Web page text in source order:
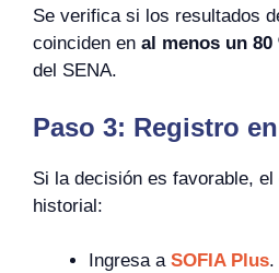
Se verifica si los resultados
coinciden en al menos un 80
del SENA.
Paso 3: Registro
Si la decisión es favorable,
historial:
Ingresa a SOFIA Plus.